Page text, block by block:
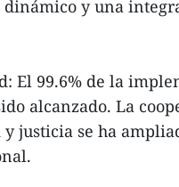
y una
El 99.6% de la
alcanzado. La
justicia se ha